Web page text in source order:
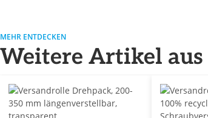
MEHR ENTDECKEN
Weitere Artikel